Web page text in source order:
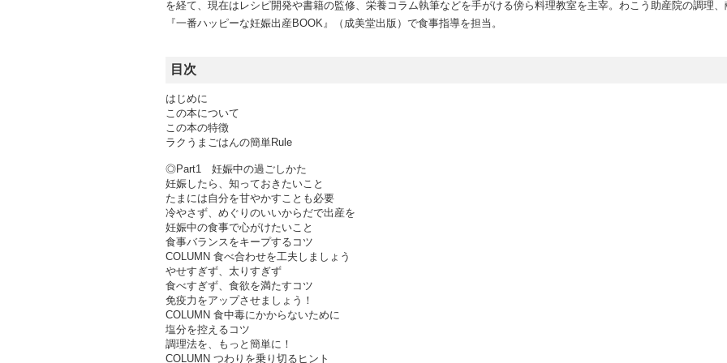
を経て、現在はレシピ開発や書籍の監修、栄養コラム執筆などを手がける傍ら料理教室を主宰。わこう助産院の調理、
『一番ハッピーな妊娠出産BOOK』（成美堂出版）で食事指導を担当。
目次
はじめに
この本について
この本の特徴
ラクうまごはんの簡単Rule
◎Part1 妊娠中の過ごしかた
妊娠したら、知っておきたいこと
たまには自分を甘やかすことも必要
冷やさず、めぐりのいいからだで出産を
妊娠中の食事で心がけたいこと
食事バランスをキープするコツ
COLUMN 食べ合わせを工夫しましょう
やせすぎず、太りすぎず
食べすぎず、食欲を満たすコツ
免疫力をアップさせましょう！
COLUMN 食中毒にかからないために
塩分を控えるコツ
調理法を、もっと簡単に！
COLUMN つわりを乗り切るヒント